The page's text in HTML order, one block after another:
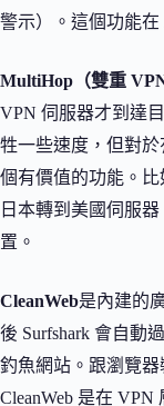
警示）。這個功能在
MultiHop（雙重 VPN
VPN 伺服器才到達
牲一些速度，但對
個有價值的功能。
日本轉到美國伺服
置。
CleanWeb是內建的
後 Surfshark 會自動
釣魚網站。跟瀏覽
CleanWeb 是在